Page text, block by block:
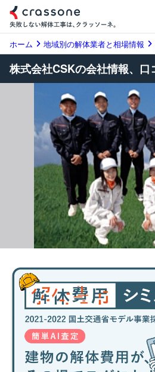
ホーム 地域別の解体業者と相場情報
株式会社CSKの会社情報、口